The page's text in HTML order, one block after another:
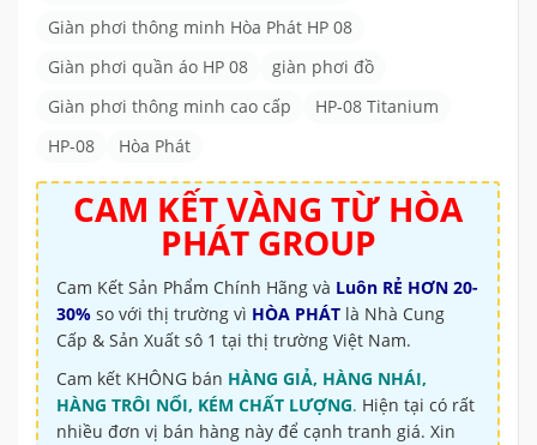
Giàn phơi thông minh Hòa Phát HP 08
Giàn phơi quần áo HP 08
giàn phơi đồ
Giàn phơi thông minh cao cấp
HP-08 Titanium
HP-08
Hòa Phát
CAM KẾT VÀNG TỪ HÒA
PHÁT GROUP
Cam Kết Sản Phẩm Chính Hãng và Luôn RẺ HƠN 20-
30% so với thị trường vì HÒA PHÁT là Nhà Cung
Cấp & Sản Xuất sô 1 tại thị trường Việt Nam.
Cam kết KHÔNG bán HÀNG GIẢ, HÀNG NHÁI,
HÀNG TRÔI NỔI, KÉM CHẤT LƯỢNG. Hiện tại có rất
nhiều đơn vị bán hàng này để cạnh tranh giá. Xin